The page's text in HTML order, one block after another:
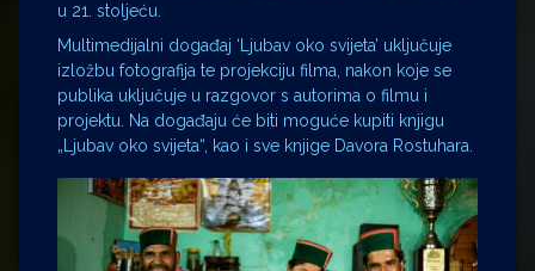
u 21. stoljeću.
Multimedijalni događaj ‘Ljubav oko svijeta’ uključuje
izložbu fotografija te projekciju filma, nakon koje se
publika uključuje u razgovor s autorima o filmu i
projektu. Na događaju će biti moguće kupiti knjigu
„Ljubav oko svijeta“, kao i sve knjige Davora Rostuhara.